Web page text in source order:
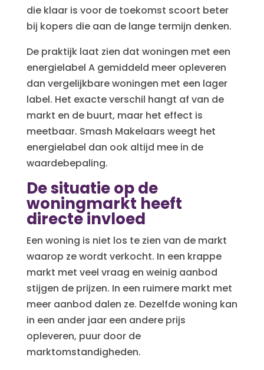
die klaar is voor de toekomst scoort beter
bij kopers die aan de lange termijn denken.
De praktijk laat zien dat woningen met een
energielabel A gemiddeld meer opleveren
dan vergelijkbare woningen met een lager
label. Het exacte verschil hangt af van de
markt en de buurt, maar het effect is
meetbaar. Smash Makelaars weegt het
energielabel dan ook altijd mee in de
waardebepaling.
De situatie op de
woningmarkt heeft
directe invloed
Een woning is niet los te zien van de markt
waarop ze wordt verkocht. In een krappe
markt met veel vraag en weinig aanbod
stijgen de prijzen. In een ruimere markt met
meer aanbod dalen ze. Dezelfde woning kan
in een ander jaar een andere prijs
opleveren, puur door de
marktomstandigheden.